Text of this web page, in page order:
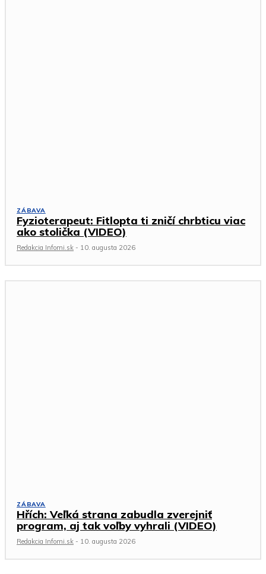
ZÁBAVA
Fyzioterapeut: Fitlopta ti zničí chrbticu viac
ako stolička (VIDEO)
Redakcia Infomi.sk - 10. augusta 2026
ZÁBAVA
Hřích: Veľká strana zabudla zverejniť
program, aj tak voľby vyhrali (VIDEO)
Redakcia Infomi.sk - 10. augusta 2026